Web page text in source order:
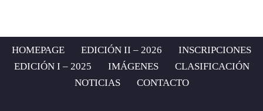
HOMEPAGE EDICIÓN II – 2026
INSCRIPCIONES
EDICIÓN I – 2025
IMÁGENES
CLASIFICACIÓN
NOTICIAS
CONTACTO